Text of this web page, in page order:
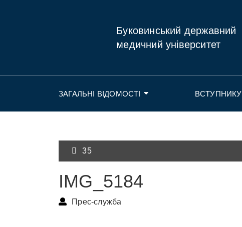
Буковинський державний
медичний університет
ЗАГАЛЬНІ ВІДОМОСТІ ВСТУПНИКУ
35
IMG_5184
Прес-служба